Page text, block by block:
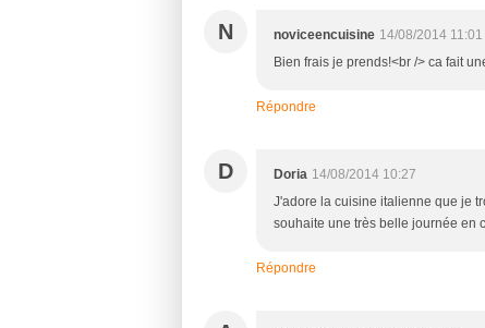
N noviceencuisine 14/08/2014 11:01
Bien frais je prends!<br /> ca fait
Répondre
D Doria 14/08/2014 10:27
J'adore la cuisine italienne que je
souhaite une très belle journée en
Répondre